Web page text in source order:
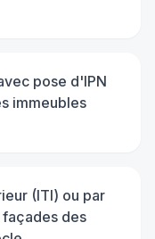
pose d'IPN
immeubles
(ITI) ou par
des